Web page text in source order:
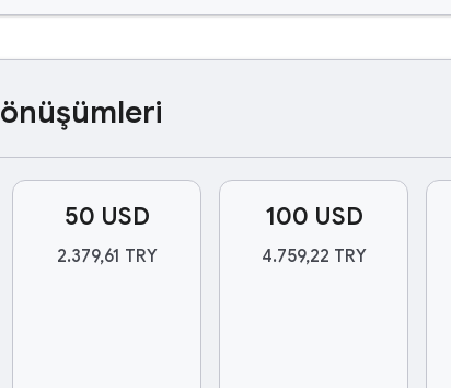
50 USD
2.379,61 TRY
100 USD
4.759,22 TRY